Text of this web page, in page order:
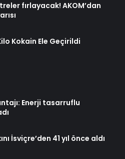
fırlayacak! AKOM’dan
Kokain Ele Geçirildi
Enerji tasarruflu
İsviçre’den 41 yıl önce aldı